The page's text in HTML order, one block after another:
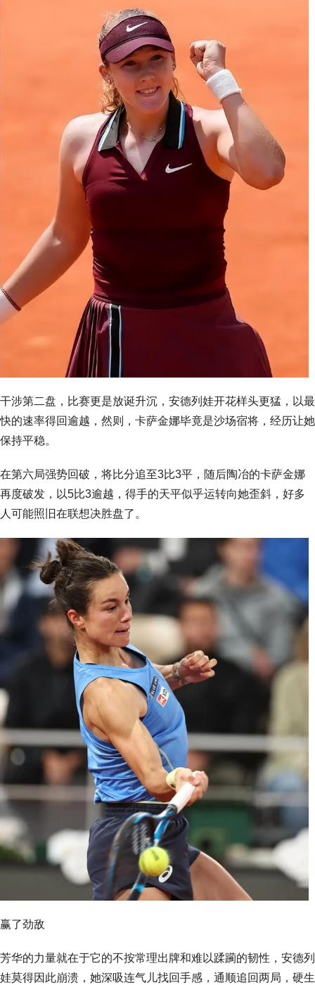
干涉第二盘，比赛更是放诞升沉，安德列娃开花样头更猛，以最
快的速率得回逾越，然则，卡萨金娜毕竟是沙场宿将，经历让她
保持平稳。
在第六局强势回破，将比分追至3比3平，随后陶冶的卡萨金娜
再度破发，以5比3逾越，得手的天平似乎运转向她歪斜，好多
人可能照旧在联想决胜盘了。
赢了劲敌
芳华的力量就在于它的不按常理出牌和难以蹂躏的韧性，安德列
娃莫得因此崩溃，她深吸连气儿找回手感，通顺追回两局，硬生